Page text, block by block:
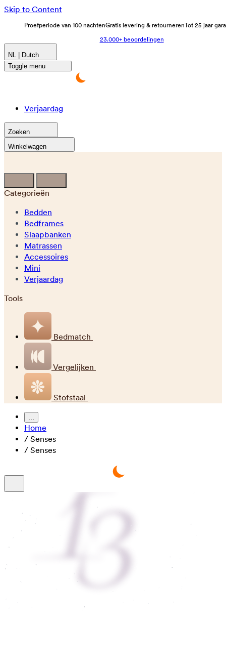
Skip to Content
Proefperiode van 100 nachtenGratis levering & retournerenTot 25 jaar
23.000+ beoordelingen
NL | Dutch
Toggle menu
Verjaardag
Zoeken
Winkelwagen
Categorieën
Bedden
Bedframes
Slaapbanken
Matrassen
Accessoires
Mini
Verjaardag
Tools
Bedmatch
Vergelijken
Stofstaal
...
Home
/ Senses
/ Senses